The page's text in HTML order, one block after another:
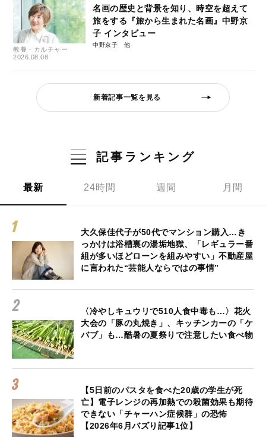
教養・カルチャー
2026.08.08
名画の歴史と背景を知り、時空を超えて
旅をする『旅から生まれた名画』中野京
子 インタビュー
中野京子
新着記事一覧を見る
記事ランキング
最新 24時間 週間 月間
大久保佳代子が50代でマンション購入…き
っかけは浴槽裏の湯垢地獄、「レギュラー番
組が多いほどローンを組みやすい」不動産屋
に言われた“芸能人ならではの事情”
〈冷やしキュウリで510人食中毒も…〉花火
大会の「豚の丸焼き」、キッチンカーの「ケ
バブ」も…酷暑の夏祭りで注意したい食べ物
【5日前のパスタを食べた20歳の学生が死
亡】電子レンジの再加熱での殺菌効果も期待
できない「チャーハン症候群」の恐怖
【2026年6月バズり記事1位】